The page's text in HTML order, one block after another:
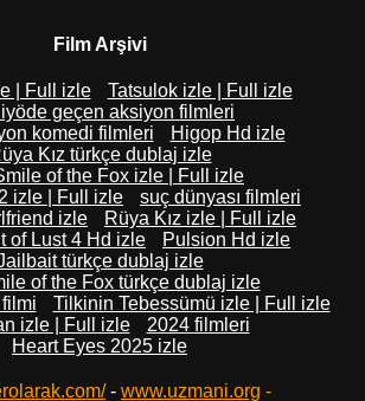
Film Arşivi
| Full izle
Tatsulok izle | Full izle
geçen aksiyon filmleri
komedi filmleri
Higop Hd izle
Kız türkçe dublaj izle
of the Fox izle | Full izle
izle | Full izle
suç dünyası filmleri
izle
Rüya Kız izle | Full izle
of Lust 4 Hd izle
Pulsion Hd izle
türkçe dublaj izle
of the Fox türkçe dublaj izle
Tilkinin Tebessümü izle | Full izle
izle | Full izle
2024 filmleri
Heart Eyes 2025 izle
- www.uzmani.org -